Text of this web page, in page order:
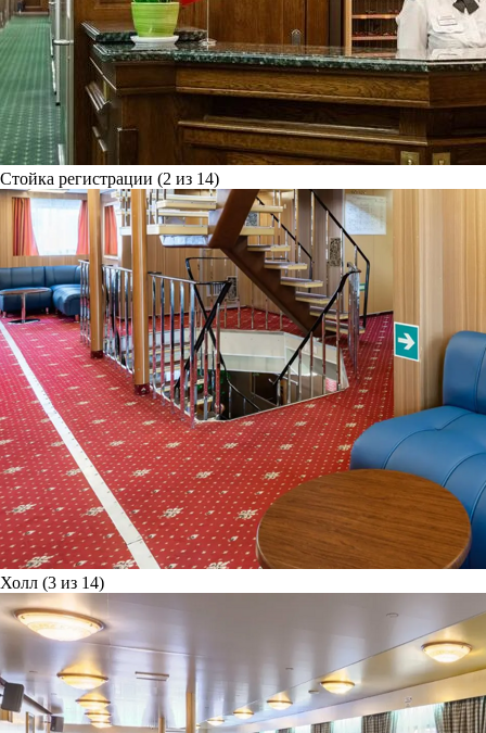
Стойка регистрации (2 из 14)
Холл (3 из 14)